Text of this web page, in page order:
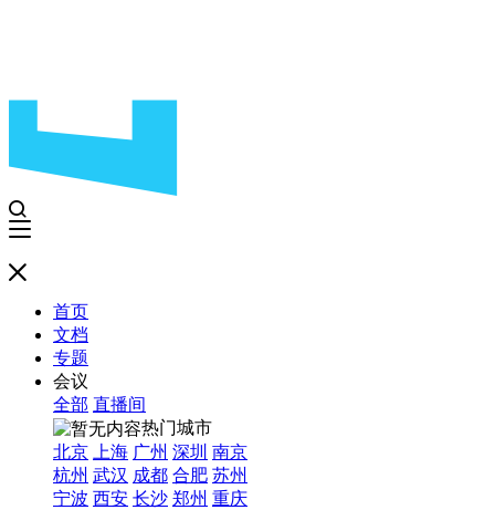
首页
文档
专题
会议
全部 直播间
热门城市
北京
上海 广州 深圳 南京
杭州 武汉 成都 合肥 苏州
宁波 西安 长沙 郑州 重庆